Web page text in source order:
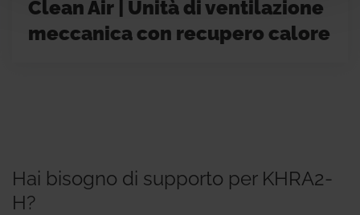
Clean Air | Unità di ventilazione
meccanica con recupero calore
Hai bisogno di supporto per KHRA2-
H?